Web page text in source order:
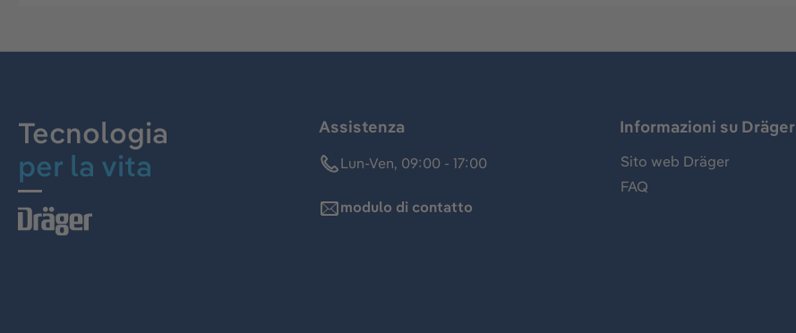
Tecnologia
per la vita
Assistenza
Lun-Ven, 09:00 - 17:00
modulo di contatto
Informazioni su Dräger
Sito web Dräger
FAQ